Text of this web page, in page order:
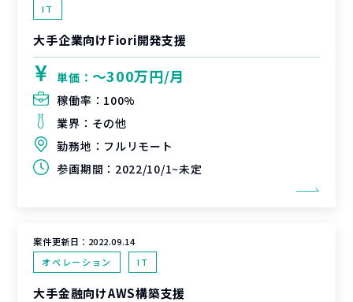
IT
大手企業向けFiori開発支援
単価： 〜300万円/月
稼働率： 100%
業界： その他
勤務地： フルリモート
参画期間： 2022/10/1~未定
案件更新日： 2022.09.14
オペレーション
IT
大手金融向けAWS構築支援